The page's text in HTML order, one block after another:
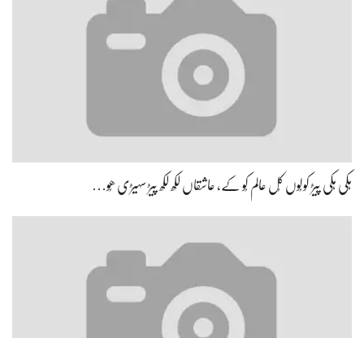
ہِکی ہِکی پیڑ کولُوں کُل عالم کُو کے، عاشقاں لکھ لکھ پیڑ سہیڑی ھُو…